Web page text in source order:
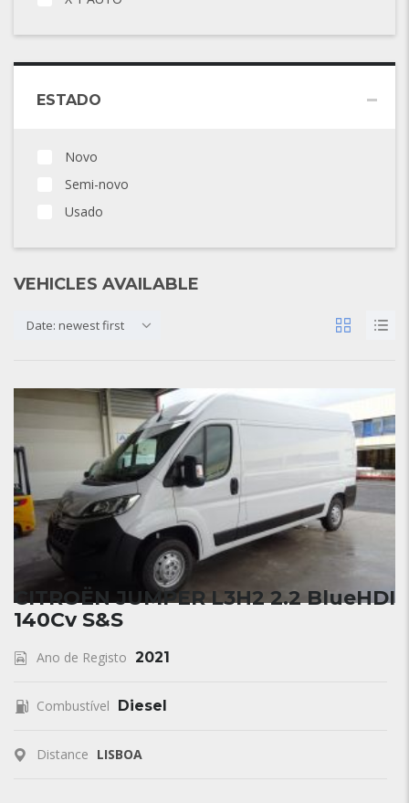
ESTADO
Novo
Semi-novo
Usado
VEHICLES AVAILABLE
Date: newest first
CITROËN JUMPER L3H2 2.2 BlueHDI
140Cv S&S
Ano de Registo 2021
Combustível Diesel
Distance LISBOA